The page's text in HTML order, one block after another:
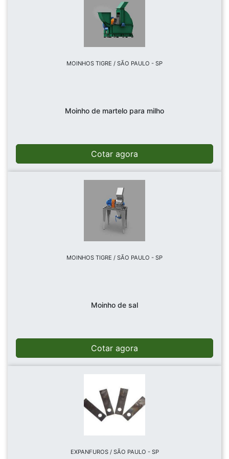
MOINHOS TIGRE / SÃO PAULO - SP
Moinho de martelo para milho
Cotar agora
MOINHOS TIGRE / SÃO PAULO - SP
Moinho de sal
Cotar agora
EXPANFUROS / SÃO PAULO - SP